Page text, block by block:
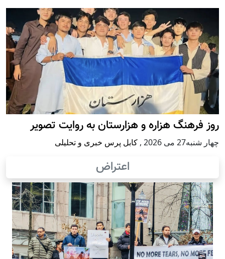
روز فرهنگ هزاره و هزارستان به روایت تصویر
چهار شنبه27 می 2026 , کابل پرس خبری و تحلیلی
اعتراض